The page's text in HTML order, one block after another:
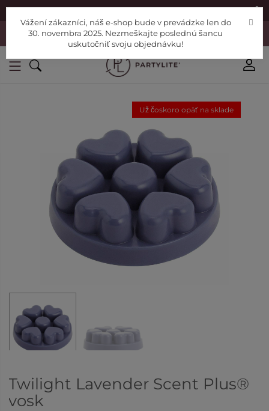
|
Vážení zákazníci, náš e-shop bude v prevádzke len do 30. novembra
2025. Nezmeškajte poslednú šancu uskutočniť svoju objednávku!
Už čoskoro opäť na sklade
Twilight Lavender Scent Plus®
vosk
Vážení zákazníci, náš e-shop bude v prevádzke len do
30. novembra 2025. Nezmeškajte poslednú šancu
uskutočniť svoju objednávku!